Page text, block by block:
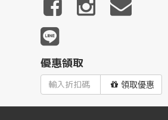
優惠領取
領取優惠